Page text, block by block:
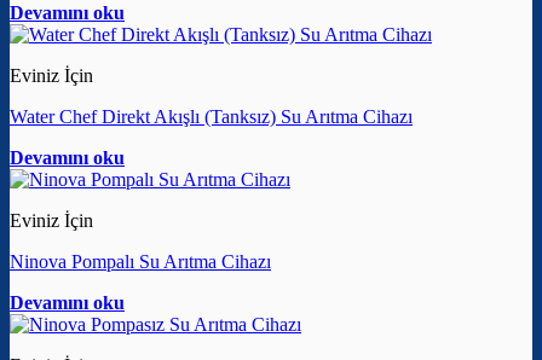
Devamını oku
Eviniz İçin
Water Chef Direkt Akışlı (Tanksız) Su Arıtma Cihazı
Devamını oku
Eviniz İçin
Ninova Pompalı Su Arıtma Cihazı
Devamını oku